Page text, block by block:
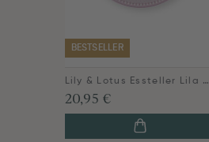
BESTSELLER
Lily & Lotus Essteller Lila 26.5cm
20,95 €